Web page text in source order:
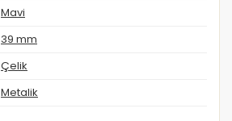
Mavi
39 mm
Çelik
Metalik